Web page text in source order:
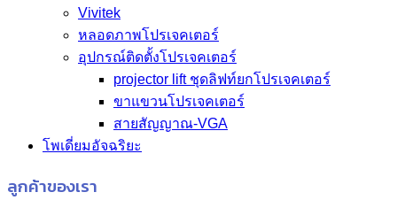
Vivitek
หลอดภาพโปรเจคเตอร์
อุปกรณ์ติดตั้งโปรเจคเตอร์
projector lift ชุดลิฟท์ยกโปรเจคเตอร์
ขาแขวนโปรเจคเตอร์
สายสัญญาณ-VGA
โพเดี่ยมอัจฉริยะ
ลูกค้าของเรา